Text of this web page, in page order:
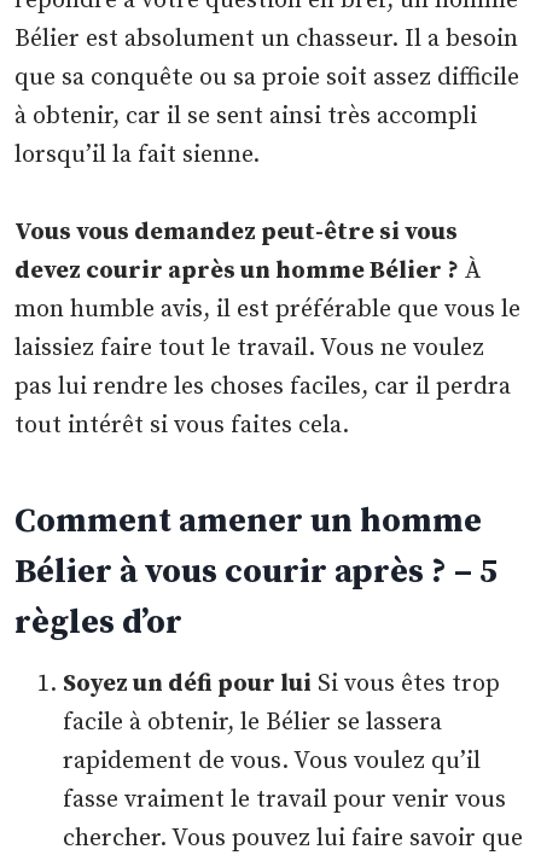
Bélier est absolument un chasseur. Il a besoin
que sa conquête ou sa proie soit assez difficile
à obtenir, car il se sent ainsi très accompli
lorsqu’il la fait sienne.
Vous vous demandez peut-être si vous
devez courir après un homme Bélier ? À
mon humble avis, il est préférable que vous le
laissiez faire tout le travail. Vous ne voulez
pas lui rendre les choses faciles, car il perdra
tout intérêt si vous faites cela.
Comment amener un homme
Bélier à vous courir après ? – 5
règles d’or
Soyez un défi pour lui Si vous êtes trop
facile à obtenir, le Bélier se lassera
rapidement de vous. Vous voulez qu’il
fasse vraiment le travail pour venir vous
chercher. Vous pouvez lui faire savoir que